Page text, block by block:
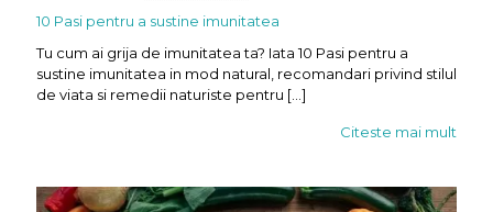
10 Pasi pentru a sustine imunitatea
Tu cum ai grija de imunitatea ta? Iata 10 Pasi pentru a
sustine imunitatea in mod natural, recomandari privind stilul
de viata si remedii naturiste pentru […]
Citeste mai mult